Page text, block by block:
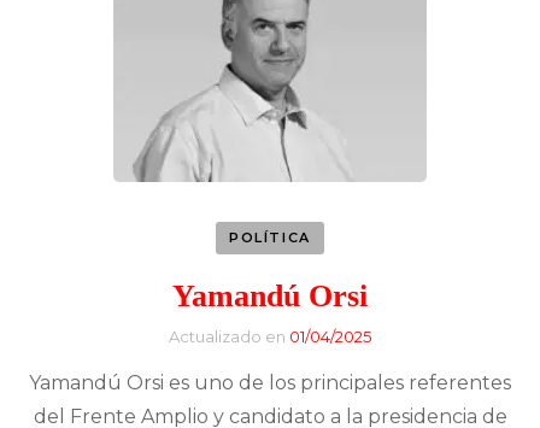
POLÍTICA
Yamandú Orsi
Actualizado en 01/04/2025
Yamandú Orsi es uno de los principales referentes
del Frente Amplio y candidato a la presidencia de